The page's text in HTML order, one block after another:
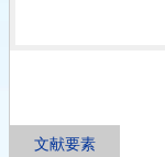
文献要素